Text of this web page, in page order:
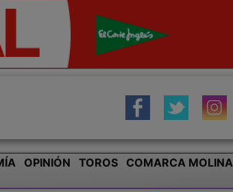
OPINIÓN TOROS
COMARCA MOLINA